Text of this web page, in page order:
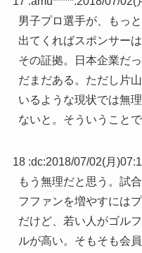
男子プロ選手が、もっ
出てくればスポンサー
その証拠。日本企業だ
だまだある。ただし片
いるような現状では無
ないと。そういうことで
18 :dc:2018/07/02(月
もう無理だと思う。試
フファンを増やすには
だけど、若い人がゴル
ルが高い。そもそも会